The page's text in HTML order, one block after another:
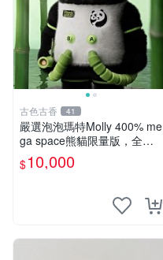
古色古香 41
嚴選泡泡瑪特Molly 400% me
ga space熊貓限量版，全新
附原Packaging。拍下即視頻
確認。 泡泡瑪特 Molly 400%
$10,000